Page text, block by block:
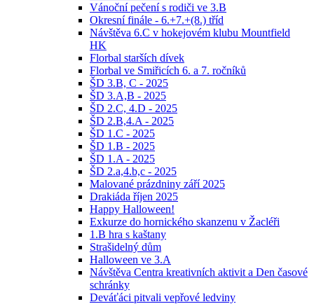
Vánoční pečení s rodiči ve 3.B
Okresní finále - 6.+7.+(8.) tříd
Návštěva 6.C v hokejovém klubu Mountfield
HK
Florbal starších dívek
Florbal ve Smiřicích 6. a 7. ročníků
ŠD 3.B, C - 2025
ŠD 3.A,B - 2025
ŠD 2.C, 4.D - 2025
ŠD 2.B,4.A - 2025
ŠD 1.C - 2025
ŠD 1.B - 2025
ŠD 1.A - 2025
ŠD 2.a,4.b,c - 2025
Malované prázdniny září 2025
Drakiáda říjen 2025
Happy Halloween!
Exkurze do hornického skanzenu v Žacléři
1.B hra s kaštany
Strašidelný dům
Halloween ve 3.A
Návštěva Centra kreativních aktivit a Den časové
schránky
Deváťáci pitvali vepřové ledviny